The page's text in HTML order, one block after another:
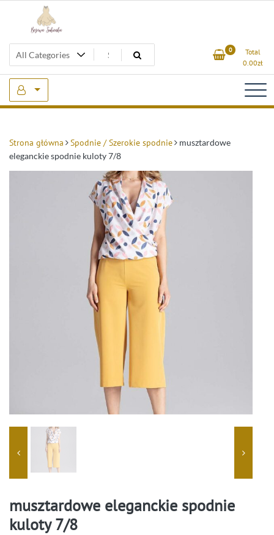
Beżowa Sukienka 0
Total
0.00zł
Strona główna Spodnie / Szerokie spodnie
musztardowe
eleganckie spodnie kuloty 7/8
musztardowe eleganckie spodnie
kuloty 7/8